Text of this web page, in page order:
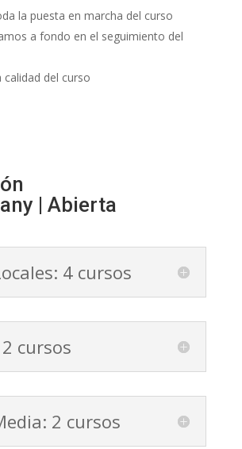
la puesta en marcha del curso
a fondo en el seguimiento del
calidad del curso
| Abierta
4 cursos
cursos
2 cursos